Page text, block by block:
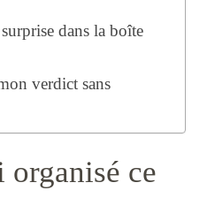
dans la boîte
verdict sans
organisé ce